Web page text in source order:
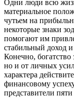
Одни люди всю
материальное
чутьем на
некоторые знаки
помогают им
стабильный доход
Конечно, богатство
но и от личных
характера
финансовому
представители